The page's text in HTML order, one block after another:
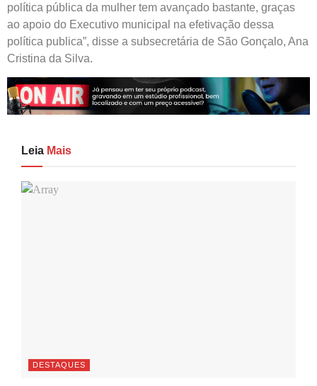
política pública da mulher tem avançado bastante, graças
ao apoio do Executivo municipal na efetivação dessa
política publica”, disse a subsecretária de São Gonçalo, Ana
Cristina da Silva.
Leia Mais
DESTAQUES